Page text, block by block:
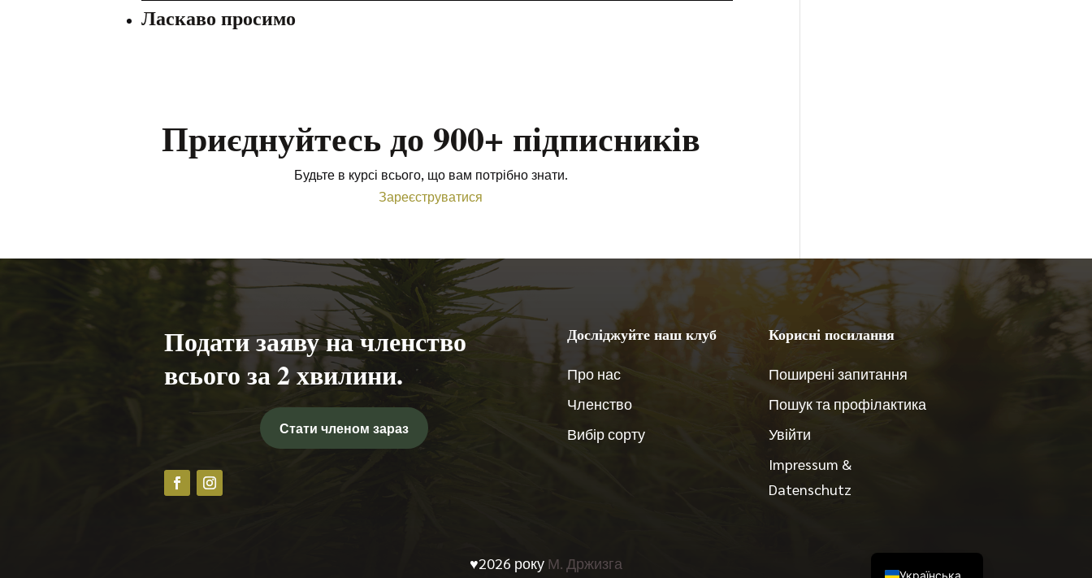
Ласкаво просимо
Приєднуйтесь до 900+ підписників
Будьте в курсі всього, що вам потрібно знати.
Зареєструватися
Подати заяву на членство
всього за 2 хвилини.
Стати членом зараз
Досліджуйте наш клуб
Про нас
Членство
Вибір сорту
Корисні посилання
Поширені запитання
Пошук та профілактика
Увійти
Impressum &
Datenschutz
♥2026 року М. Држизга
Українська